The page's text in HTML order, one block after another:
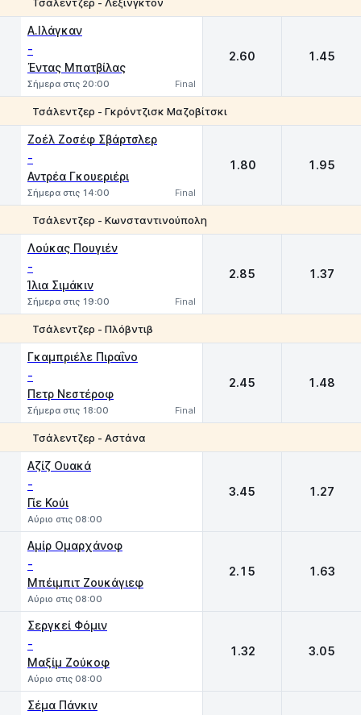
Α.Ιλάγκαν
-
Έντας Μπατβίλας
Σήμερα στις 20:00 Final
2.60 1.45
Τσάλεντζερ - Γκρόντζισκ Μαζοβίτσκι
Ζοέλ Ζοσέφ Σβάρτσλερ
-
Αντρέα Γκουεριέρι
Σήμερα στις 14:00 Final
1.80 1.95
Τσάλεντζερ - Κωνσταντινούπολη
Λούκας Πουγιέν
-
Ίλια Σιμάκιν
Σήμερα στις 19:00 Final
2.85 1.37
Τσάλεντζερ - Πλόβντιβ
Γκαμπριέλε Πιραΐνο
-
Πετρ Νεστέροφ
Σήμερα στις 18:00 Final
2.45 1.48
Τσάλεντζερ - Αστάνα
Αζίζ Ουακά
-
Γίε Κούι
Αύριο στις 08:00
3.45 1.27
Αμίρ Ομαρχάνοφ
-
Μπέιμπιτ Ζουκάγιεφ
Αύριο στις 08:00
2.15 1.63
Σεργκεί Φόμιν
-
Μαξίμ Ζούκοφ
Αύριο στις 08:00
1.32 3.05
Σέμα Πάνκιν